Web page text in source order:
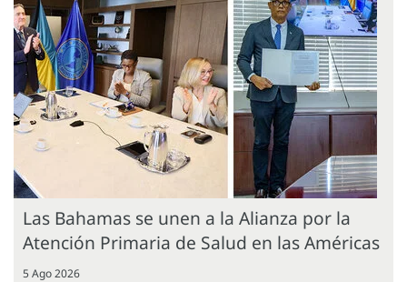
Las Bahamas se unen a la Alianza por la
Atención Primaria de Salud en las Américas
5 Ago 2026